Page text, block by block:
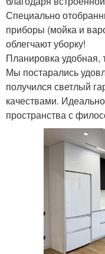
Специально
приборы (мойка и
облегчают уборку!
Планировка удобная,
Мы постарались
получился светлый
качествами.
пространства с